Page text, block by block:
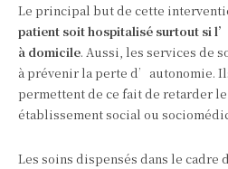
Le principal but de cette
patient soit hospitalisé surtout si
à domicile. Aussi, les services de
à prévenir la perte d’autonomie.
permettent de ce fait de retarder
établissement social ou
Les soins dispensés dans le cadre